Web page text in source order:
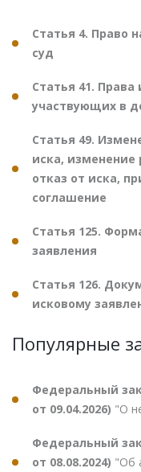
Статья 4. Право
суд
Статья 41. Права
участвующих в
Статья 49.
иска, изменение
отказ от иска,
соглашение
Статья 125.
заявления
Статья 126.
исковому
Популярные
Федеральный
от 09.04.2026) "О
Федеральный
от 08.08.2024) "Об